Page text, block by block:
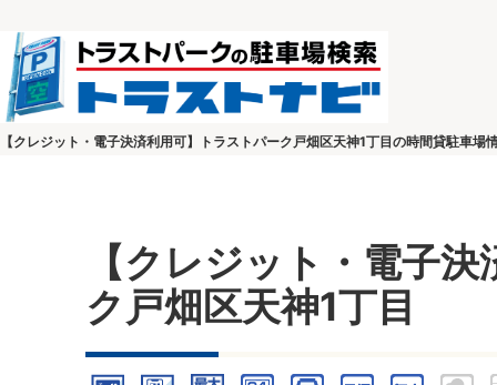
【クレジット・電子決済利用可】トラストパーク戸畑区天神1丁目の時間貸駐車
【クレジット・電子
ク戸畑区天神1丁目